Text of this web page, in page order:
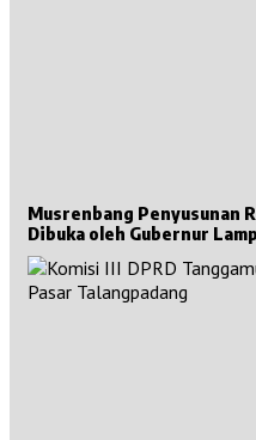
Musrenbang Penyusunan
Dibuka oleh Gubernur